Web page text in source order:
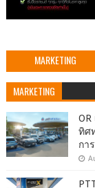
MARKETING
MARKETING
ทิศ
กา